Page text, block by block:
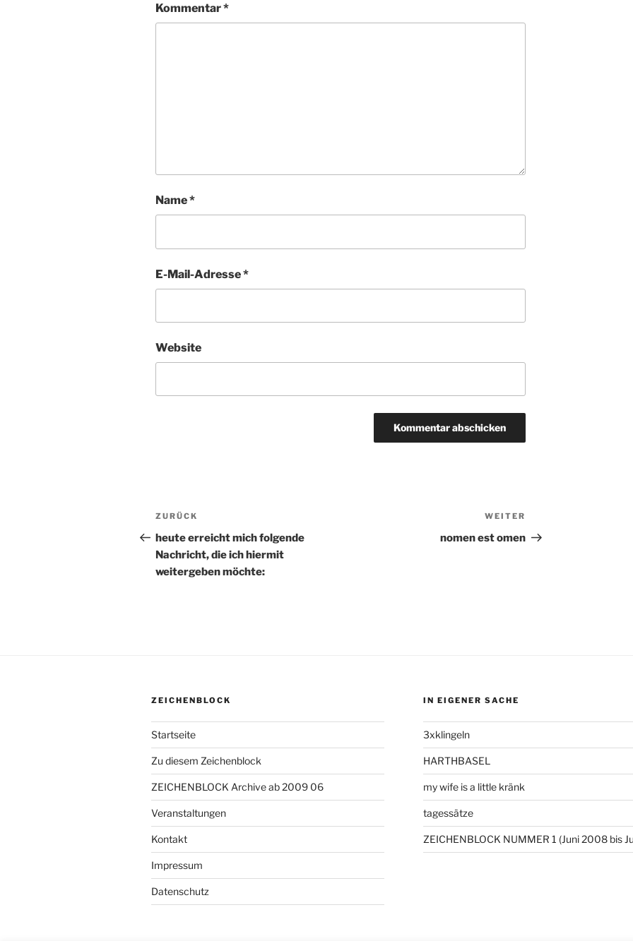
Kommentar*
Name*
E-Mail-Adresse*
Website
Beitragsnavigation
Vorheriger
Beitrag
ZURÜCK
heute erreicht mich folgende
Nachricht, die ich hiermit
weitergeben möchte:
Beitrag
WEITER
nomen est omen
ZEICHENBLOCK
Startseite
Zu diesem Zeichenblock
ZEICHENBLOCK Archive ab 2009 06
Veranstaltungen
Kontakt
Impressum
Datenschutz
IN EIGENER SACHE
3xklingeln
HARTHBASEL
my wife is a little kränk
tagessätze
ZEICHENBLOCK NUMMER 1 (Juni 2008 bis